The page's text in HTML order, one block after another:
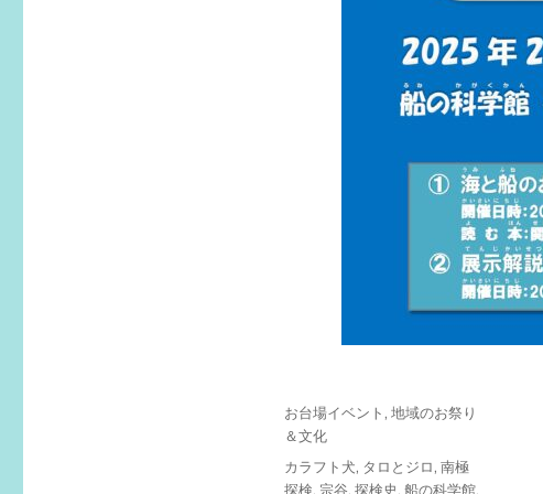
投
カ
テ
リ
お台場イベント , 地域のお祭り
＆文化
タ
グ
カラフト犬, タロとジロ, 南極
探検, 宗谷, 探検史, 船の科学館,